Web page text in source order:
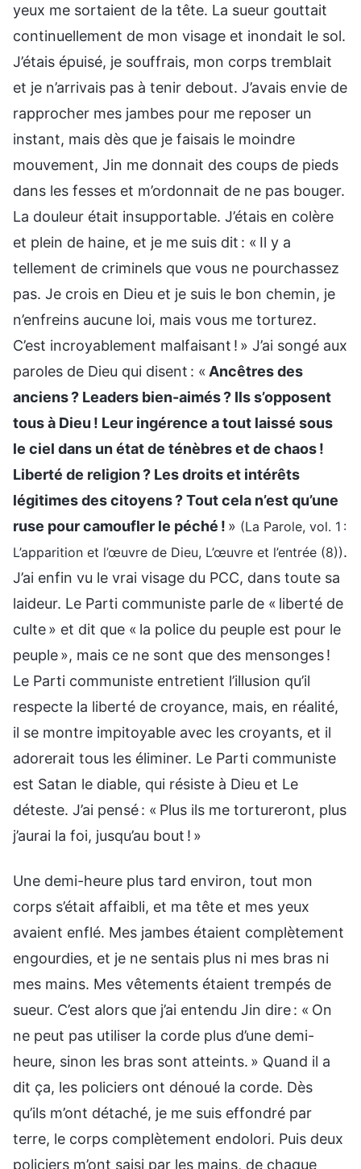
yeux me sortaient de la tête. La sueur gouttait
continuellement de mon visage et inondait le sol.
J’étais épuisé, je souffrais, mon corps tremblait
et je n’arrivais pas à tenir debout. J’avais envie de
rapprocher mes jambes pour me reposer un
instant, mais dès que je faisais le moindre
mouvement, Jin me donnait des coups de pieds
dans les fesses et m’ordonnait de ne pas bouger.
La douleur était insupportable. J’étais en colère
et plein de haine, et je me suis dit : « Il y a
tellement de criminels que vous ne pourchassez
pas. Je crois en Dieu et je suis le bon chemin, je
n’enfreins aucune loi, mais vous me torturez.
C’est incroyablement malfaisant ! » J’ai songé aux
paroles de Dieu qui disent : « Ancêtres des
anciens ? Leaders bien-aimés ? Ils s’opposent
tous à Dieu ! Leur ingérence a tout laissé sous
le ciel dans un état de ténèbres et de chaos !
Liberté de religion ? Les droits et intérêts
légitimes des citoyens ? Tout cela n’est qu’une
ruse pour camoufler le péché ! » (La Parole, vol. 1 :
L’apparition et l’œuvre de Dieu, L’œuvre et l’entrée (8)).
J’ai enfin vu le vrai visage du PCC, dans toute sa
laideur. Le Parti communiste parle de « liberté de
culte » et dit que « la police du peuple est pour le
peuple », mais ce ne sont que des mensonges !
Le Parti communiste entretient l’illusion qu’il
respecte la liberté de croyance, mais, en réalité,
il se montre impitoyable avec les croyants, et il
adorerait tous les éliminer. Le Parti communiste
est Satan le diable, qui résiste à Dieu et Le
déteste. J’ai pensé : « Plus ils me tortureront, plus
j’aurai la foi, jusqu’au bout ! »
Une demi-heure plus tard environ, tout mon
corps s’était affaibli, et ma tête et mes yeux
avaient enflé. Mes jambes étaient complètement
engourdies, et je ne sentais plus ni mes bras ni
mes mains. Mes vêtements étaient trempés de
sueur. C’est alors que j’ai entendu Jin dire : « On
ne peut pas utiliser la corde plus d’une demi-
heure, sinon les bras sont atteints. » Quand il a
dit ça, les policiers ont dénoué la corde. Dès
qu’ils m’ont détaché, je me suis effondré par
terre, le corps complètement endolori. Puis deux
policiers m’ont saisi par les mains, de chaque